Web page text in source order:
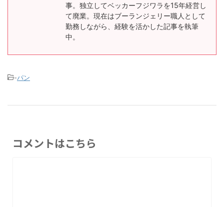
事。独立してベッカーフジワラを15年経営し
て廃業。現在はブーランジェリー職人として
勤務しながら、経験を活かした記事を執筆
中。
-パン
コメントはこちら